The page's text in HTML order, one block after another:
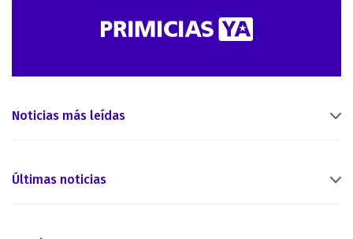
Noticias más leídas
Últimas noticias